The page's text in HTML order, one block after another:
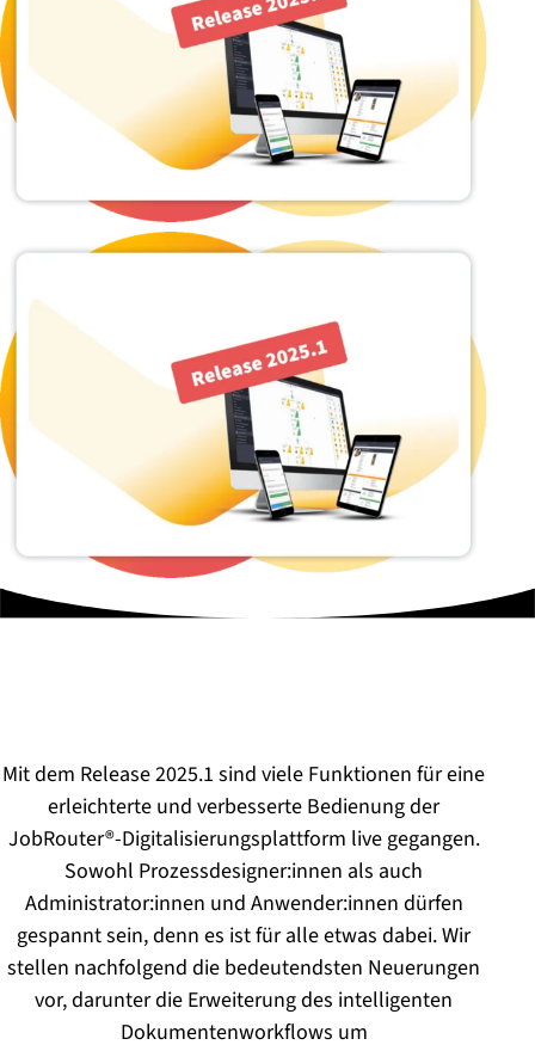
Mit dem Release 2025.1 sind viele Funktionen für eine
erleichterte und verbesserte Bedienung der
JobRouter®-Digitalisierungsplattform live gegangen.
Sowohl Prozessdesigner:innen als auch
Administrator:innen und Anwender:innen dürfen
gespannt sein, denn es ist für alle etwas dabei. Wir
stellen nachfolgend die bedeutendsten Neuerungen
vor, darunter die Erweiterung des intelligenten
Dokumentenworkflows um